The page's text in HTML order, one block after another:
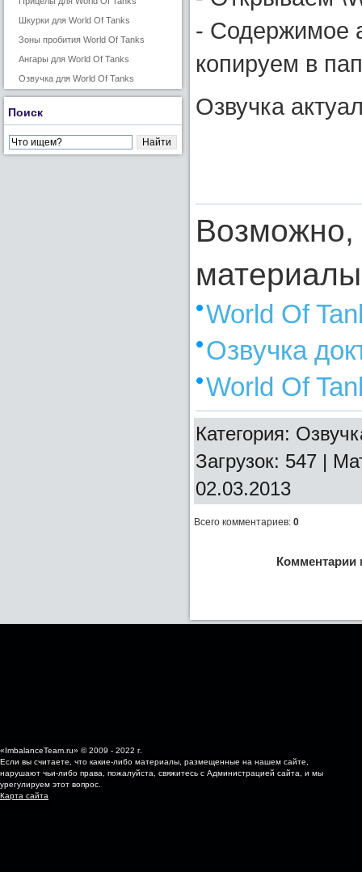
Шкурки для World Of Tanks
Зоны пробития World Of Tanks
Ангары для World Of Tanks
Озвучка для World Of Tanks
Поиск
- Содержимое
копируем в
Озвучка
Возможно,
материалы
World Of
Озвучка
World Of
Категория:
Загрузок: 547 |
02.03.2013
Всего комментариев: 0
Комментарии
«ImbalanceTeam.ru» © 2009 - 2022 г.
Если вы считаете, что какие-либо материалы, размещенные на нашем сайте,
нарушают чьи-либо права, пожалуйста, свяжитесь с Администрацией сайта, и мы
урегулируем этот вопрос.
Карта сайта